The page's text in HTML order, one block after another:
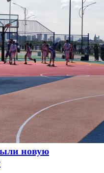
новую